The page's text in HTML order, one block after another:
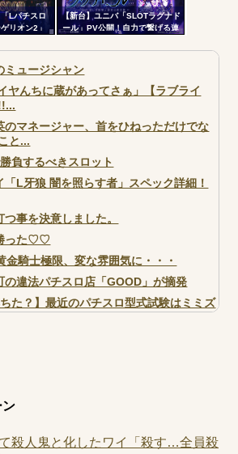
「Lパチスロ
リオン2」
【新台】ユニバ「SLOTラグナド
ール」PV公開！自力で繋げる連
ミュージシャン
ヤんちに蔵があってさぁ」【ラブライ
のマネージャー、首をひねっただけでな
と...
負するべきスロット
「L牙狼 闇を照らす者」スペック詳細！
事を決意しました。
った♡♡
金騎士極限、変な雰囲気に・・・
の違法パチスロ店「GOOD」が摘発
ちた？】最近のパチスロ型式試験はミミズ
ロット評価はコイン持ちの悪い疑似ボ天
ン
殺人鬼と化したワイ「殺す…全員殺